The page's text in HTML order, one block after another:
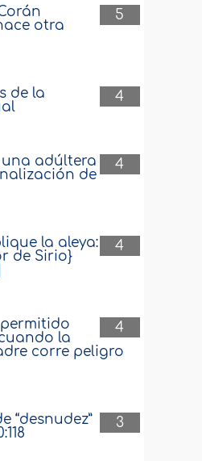
5
otra
4
de la
4
una adúltera
de
4
la aleya:
de Sirio}
4
la
corre peligro
3
“desnudez”